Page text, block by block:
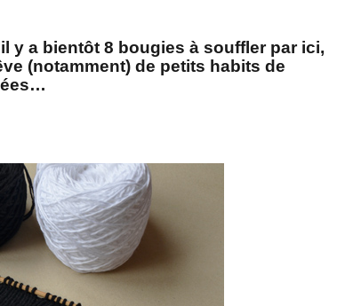
y a bientôt 8 bougies à souffler par ici,
(notamment) de petits habits de